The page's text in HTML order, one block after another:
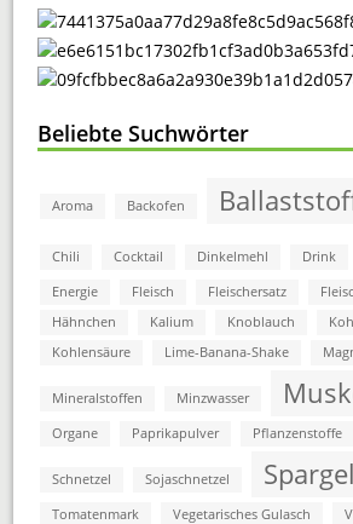
Beliebte Suchwörter
Aroma Backofen
Chili Cocktail Dinkelmehl Drink
Energie Fleisch Fleischersatz
Hähnchen
Kalium Knoblauch
Kohlensäure
Lime-Banana-Shake
Mineralstoffen Minzwasser
Organe Paprikapulver Pflanzenstoffe
Schnetzel Sojaschnetzel Spargel
Tomatenmark Vegetarisches Gulasch